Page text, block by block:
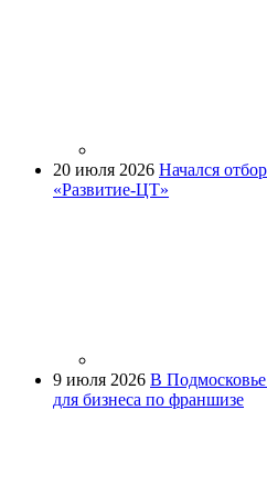
20 июля 2026 Начался
«Развитие-ЦТ»
9 июля 2026 В Подмосковье
для бизнеса по франшизе